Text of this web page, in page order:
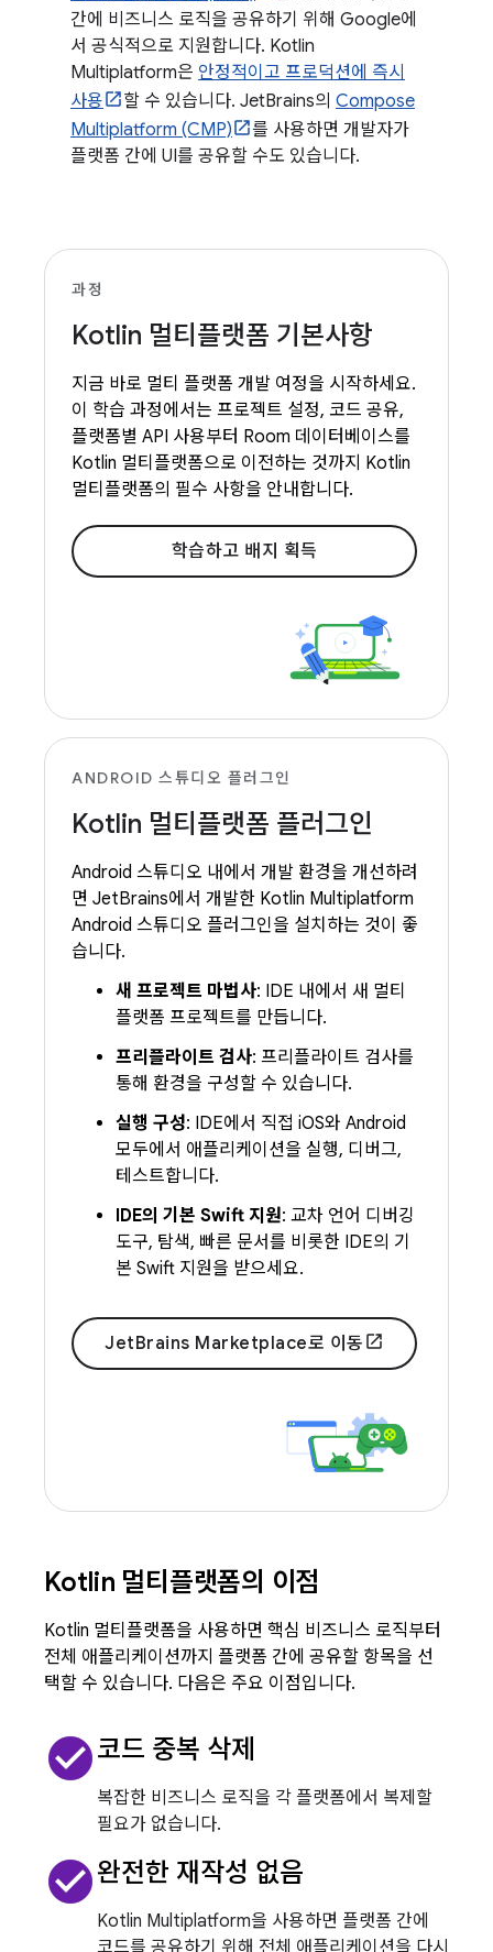
간에 비즈니스 로직을 공유하기 위해 Google에
서 공식적으로 지원합니다. Kotlin
Multiplatform은 안정적이고 프로덕션에 즉시
사용
할 수 있습니다. JetBrains의 Compose
Multiplatform (CMP)
를 사용하면 개발자가
플랫폼 간에 UI를 공유할 수도 있습니다.
과정
Kotlin 멀티플랫폼 기본사항
지금 바로 멀티 플랫폼 개발 여정을 시작하세요.
이 학습 과정에서는 프로젝트 설정, 코드 공유,
플랫폼별 API 사용부터 Room 데이터베이스를
Kotlin 멀티플랫폼으로 이전하는 것까지 Kotlin
멀티플랫폼의 필수 사항을 안내합니다.
학습하고 배지 획득
ANDROID 스튜디오 플러그인
Kotlin 멀티플랫폼 플러그인
Android 스튜디오 내에서 개발 환경을 개선하려
면 JetBrains에서 개발한 Kotlin Multiplatform
Android 스튜디오 플러그인을 설치하는 것이 좋
습니다.
새 프로젝트 마법사: IDE 내에서 새 멀티
플랫폼 프로젝트를 만듭니다.
프리플라이트 검사: 프리플라이트 검사를
통해 환경을 구성할 수 있습니다.
실행 구성: IDE에서 직접 iOS와 Android
모두에서 애플리케이션을 실행, 디버그,
테스트합니다.
IDE의 기본 Swift 지원: 교차 언어 디버깅
도구, 탐색, 빠른 문서를 비롯한 IDE의 기
본 Swift 지원을 받으세요.
JetBrains Marketplace로 이동
Kotlin 멀티플랫폼의 이점
Kotlin 멀티플랫폼을 사용하면 핵심 비즈니스 로직부터
전체 애플리케이션까지 플랫폼 간에 공유할 항목을 선
택할 수 있습니다. 다음은 주요 이점입니다.
check_circle코드 중복 삭제
복잡한 비즈니스 로직을 각 플랫폼에서 복제할
필요가 없습니다.
check_circle완전한 재작성 없음
Kotlin Multiplatform을 사용하면 플랫폼 간에
코드를 공유하기 위해 전체 애플리케이션을 다시